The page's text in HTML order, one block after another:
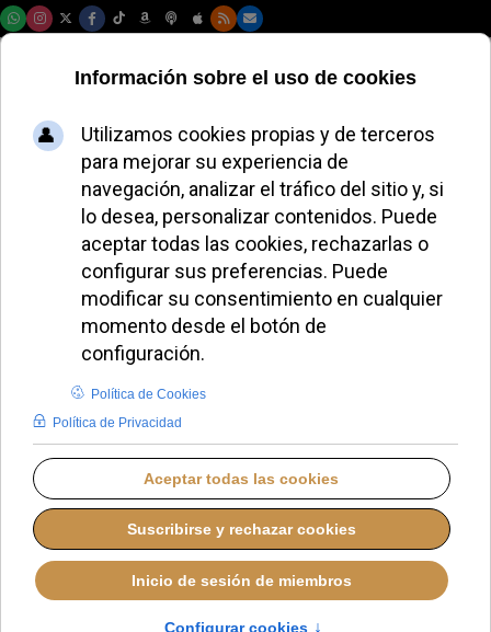
La religión influye
en el crecimiento
económico y la
cohesión social en
Europa
MIÉRCOLES, 17 JUNIO 2026 18:44